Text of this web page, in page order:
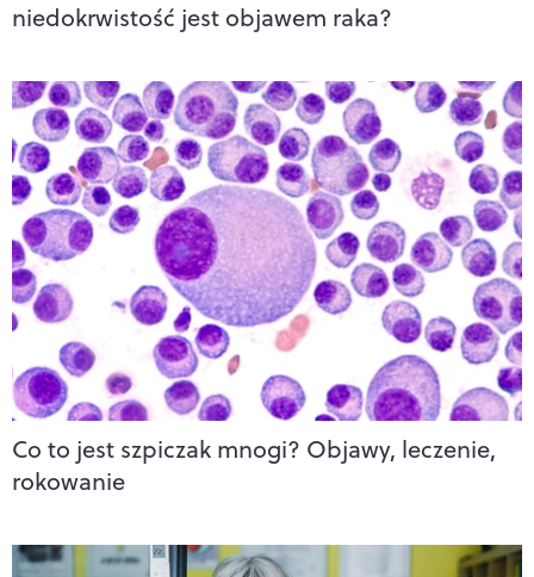
niedokrwistość jest objawem raka?
Co to jest szpiczak mnogi? Objawy, leczenie,
rokowanie